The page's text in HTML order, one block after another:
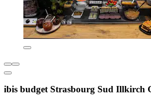
ibis budget Strasbourg Sud Illkirch